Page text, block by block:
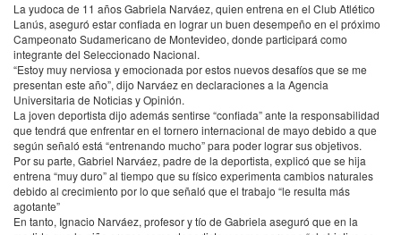
La yudoca de 11 años Gabriela Narváez, quien entrena en el Club Atlético
Lanús, aseguró estar confiada en lograr un buen desempeño en el próximo
Campeonato Sudamericano de Montevideo, donde participará como
integrante del Seleccionado Nacional.
“Estoy muy nerviosa y emocionada por estos nuevos desafíos que se me
presentan este año”, dijo Narváez en declaraciones a la Agencia
Universitaria de Noticias y Opinión.
La joven deportista dijo además sentirse “confiada” ante la responsabilidad
que tendrá que enfrentar en el tornero internacional de mayo debido a que
según señaló está “entrenando mucho” para poder lograr sus objetivos.
Por su parte, Gabriel Narváez, padre de la deportista, explicó que se hija
entrena “muy duro” al tiempo que su físico experimenta cambios naturales
debido al crecimiento por lo que señaló que el trabajo “le resulta más
agotante”
En tanto, Ignacio Narváez, profesor y tío de Gabriela aseguró que en la